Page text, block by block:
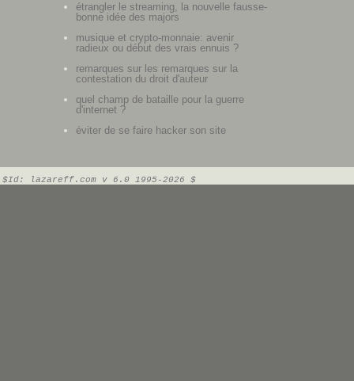
étrangler le streaming, la nouvelle fausse-
bonne idée des majors
musique et crypto-monnaie: avenir
radieux ou début des vrais ennuis ?
remarques sur les remarques sur la
contestation du droit d'auteur
quel champ de bataille pour la guerre
d'internet ?
éviter de se faire hacker son site
$Id: lazareff.com v 6.0 1995-2026 $